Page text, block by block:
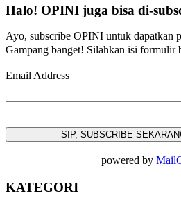
Halo! OPINI juga bisa di-
Ayo, subscribe OPINI untuk dapatkan
Gampang banget! Silahkan isi formulir
Email Address
powered by
KATEGORI